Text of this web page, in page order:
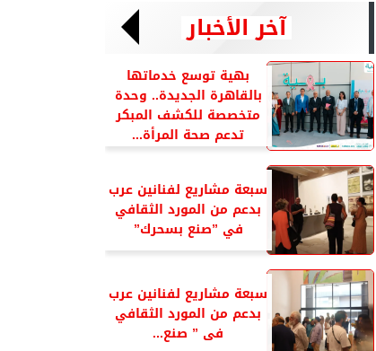
آخر الأخبار
بهية توسع خدماتها
بالقاهرة الجديدة.. وحدة
متخصصة للكشف المبكر
تدعم صحة المرأة...
سبعة مشاريع لفنانين عرب
بدعم من المورد الثقافي
في ”صنع بسحرك”
سبعة مشاريع لفنانين عرب
بدعم من المورد الثقافي
فى ” صنع...